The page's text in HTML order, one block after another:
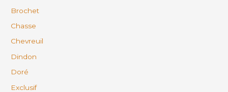
Brochet
Chasse
Chevreuil
Dindon
Doré
Exclusif